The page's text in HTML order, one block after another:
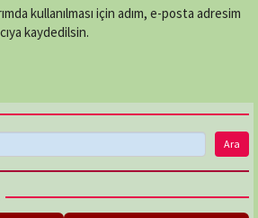
kullanılması için adım, e-posta adresim
kaydedilsin.
Ara